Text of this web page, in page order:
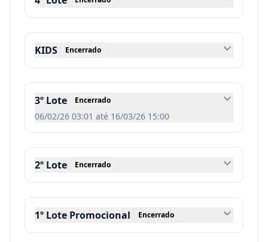
KIDS Encerrado
3º Lote Encerrado
06/02/26 03:01 até 16/03/26 15:00
2º Lote Encerrado
1º Lote Promocional Encerrado